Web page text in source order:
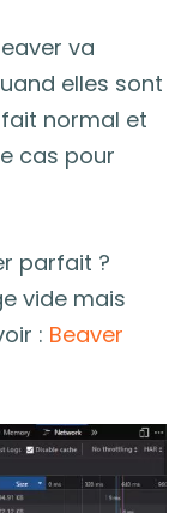
va
elles sont
normal et
cas pour
parfait ?
vide mais
: Beaver